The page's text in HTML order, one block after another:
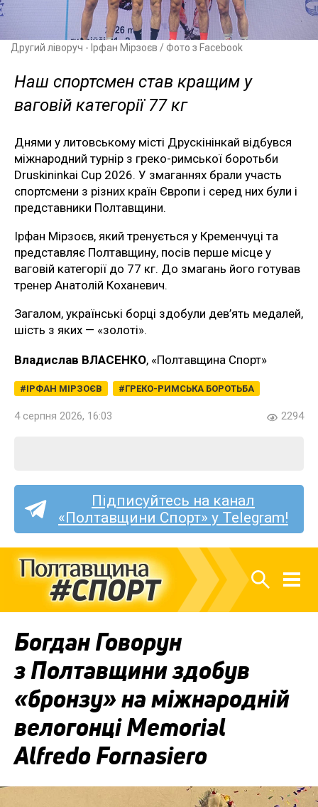
Другий ліворуч - Ірфан Мірзоєв / Фото з Facebook
Наш спортсмен став кращим у
ваговій категорії 77 кг
Днями у литовському місті Друскінінкай відбувся
міжнародний турнір з греко-римської боротьби
Druskininkai Cup 2026. У змаганнях брали участь
спортсмени з різних країн Європи і серед них були і
представники Полтавщини.
Ірфан Мірзоєв, який тренується у Кременчуці та
представляє Полтавщину, посів перше місце у
ваговій категорії до 77 кг. До змагань його готував
тренер Анатолій Коханевич.
Загалом, українські борці здобули дев’ять медалей,
шість з яких — «золоті».
Владислав ВЛАСЕНКО, «Полтавщина Спорт»
ІРФАН МІРЗОЄВ ГРЕКО-РИМСЬКА БОРОТЬБА
4 серпня 2026, 16:03 2294
Підписуйтесь на канал
«Полтавщини Спорт» у Telegram!
Богдан Говорун
з Полтавщини здобув
«бронзу» на міжнародній
велогонці Memorial
Alfredo Fornasiero